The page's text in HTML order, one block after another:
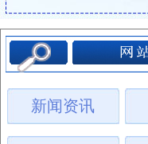
新闻资讯